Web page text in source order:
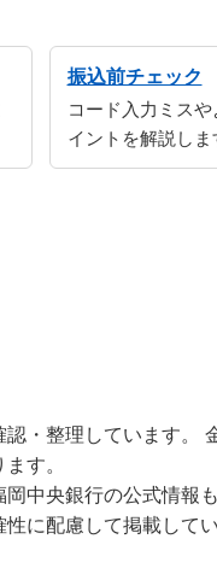
振込前チェック
コード入力ミス
イントを解説しま
・整理しています。
す。
中央銀行の公式情報
に配慮して掲載してい